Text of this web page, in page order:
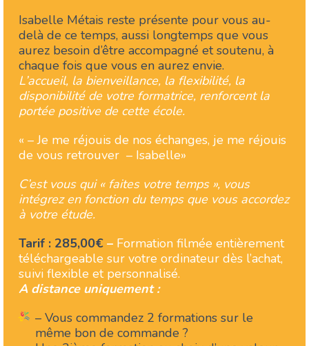
Isabelle Métais reste présente pour vous au-
delà de ce temps, aussi longtemps que vous
aurez besoin d’être accompagné et soutenu, à
chaque fois que vous en aurez envie.
L’accueil, la bienveillance, la flexibilité, la
disponibilité de votre formatrice, renforcent la
portée positive de cette école.
« – Je me réjouis de nos échanges, je me réjouis
de vous retrouver – Isabelle»
C’est vous qui « faites votre temps », vous
intégrez en fonction du temps que vous accordez
à votre étude.
Tarif : 285,00€– Formation filmée entièrement
téléchargeable sur votre ordinateur dès l’achat,
suivi flexible et personnalisé.
A distance uniquement :
– Vous commandez 2 formations sur le
même bon de commande ?